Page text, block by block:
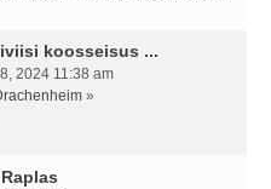
koosseisus ...
2024 11:38 am
»